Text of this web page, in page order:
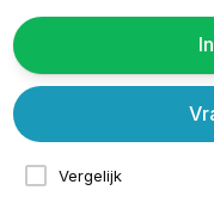
Vergelijk